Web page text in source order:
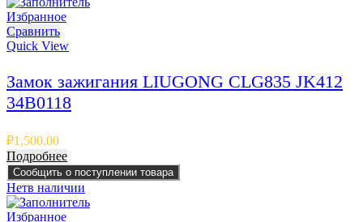
Избранное
Сравнить
Quick View
Замок зажигания LIUGONG CLG835 JK412
34B0118
₽1,500.00
Подробнее
Сообщить о поступлении товара
Нетв наличии
Избранное